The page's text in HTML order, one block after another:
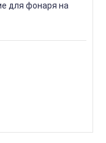
для фонаря на